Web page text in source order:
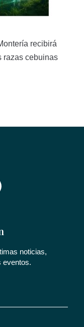
recibirá
razas cebuinas
noticias,
eventos.